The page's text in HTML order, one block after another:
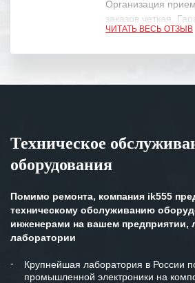
Организация
заказов четкая.
обязательства
Особенно хочется
готовность
и доверительные
отношения и
ЧИТАТЬ ВЕСЬ ОТЗЫВ
Техническое
оборудования
Помимо ремонта, компания ik555
техническому обслуживанию
инженерами на вашем предприятии,
лаборатории
Крупнейшая лаборатория в России
промышленной электроники на